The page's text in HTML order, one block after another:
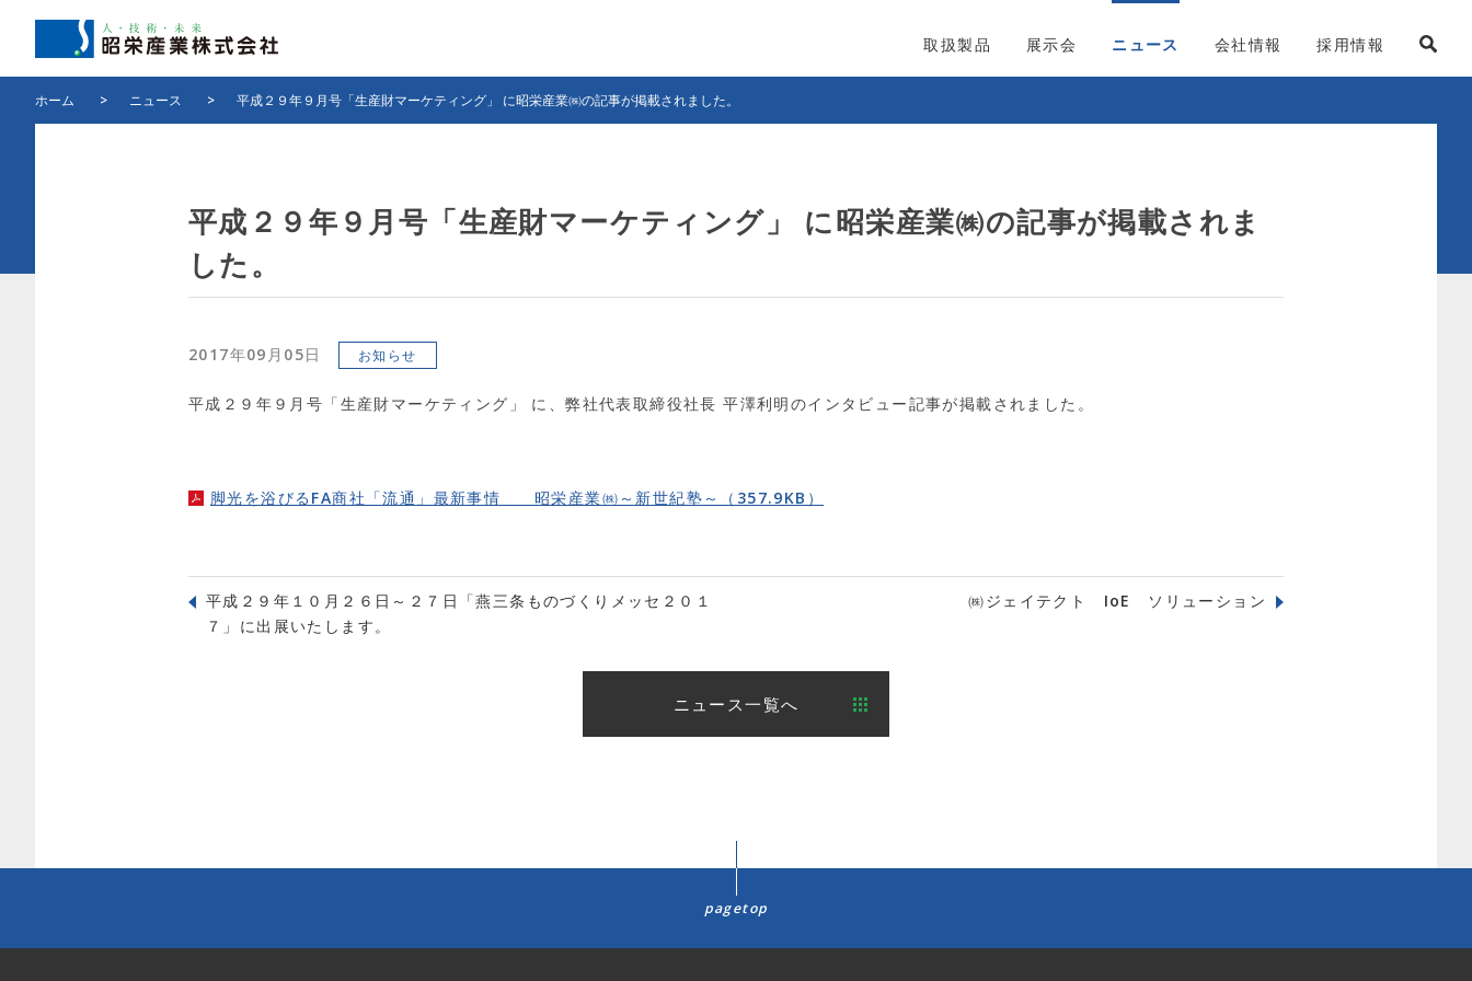
取扱製品 展示会 ニュース 会社情報 採用情報
ホーム > ニュース > 平成２９年９月号「生産財マーケティング」 に昭栄産業㈱の記事が掲載されました。
平成２９年９月号「生産財マーケティング」 に昭栄産業㈱の記事が掲載されま
した。
2017年09月05日 お知らせ
平成２９年９月号「生産財マーケティング」 に、弊社代表取締役社長 平澤利明のインタビュー記事が掲載されました。
脚光を浴びるFA商社「流通」最新事情 昭栄産業㈱～新世紀塾～（357.9KB）
平成２９年１０月２６日～２７日「燕三条ものづくりメッセ２０１
７」に出展いたします。
㈱ジェイテクト IoE ソリューション
ニュース一覧へ
pagetop